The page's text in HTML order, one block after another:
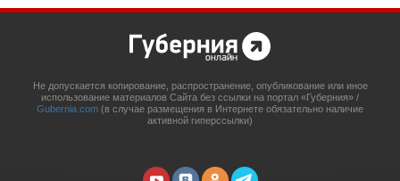
Не допускается копирование, распространение, опубликование или иное
использование материалов Сайта без ссылки на портал «Губерния» /
Gubernia.com (в случае размещения в Интернете обязательно наличие
активной гиперссылки)